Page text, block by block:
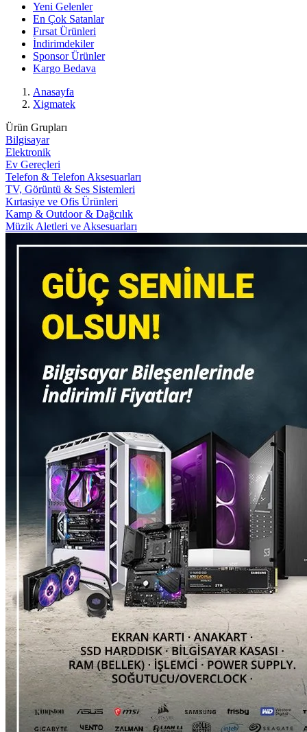
Yeni Gelenler
En Çok Satanlar
Fırsat Ürünleri
İndirimdekiler
Sponsor Ürünler
Kargo Bedava
Anasayfa
Xigmatek
Ürün Grupları
Bilgisayar
Elektronik
Ev Gereçleri
Telefon & Telefon Aksesuarları
TV, Görüntü & Ses Sistemleri
Kırtasiye ve Ofis Ürünleri
Kamp & Outdoor & Dağcılık
Müzik Aletleri ve Aksesuarları